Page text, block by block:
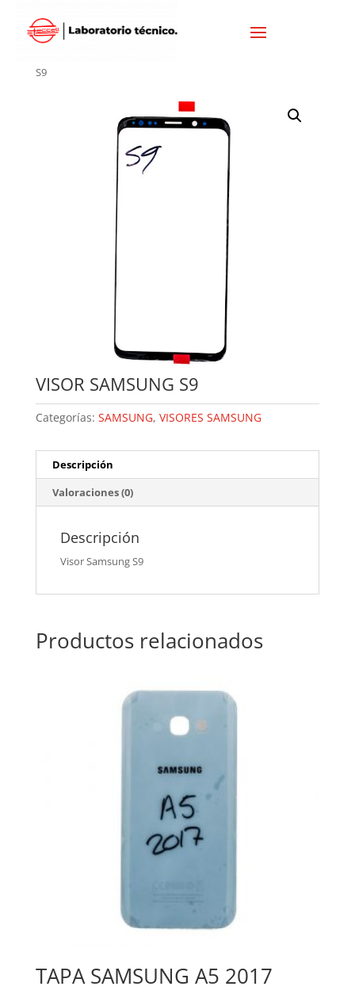
S9
VISOR SAMSUNG S9
Categorías: SAMSUNG, VISORES SAMSUNG
Descripción
Valoraciones (0)
Descripción
Visor Samsung S9
Productos relacionados
TAPA SAMSUNG A5 2017